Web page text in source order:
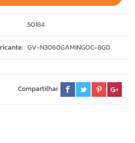
50184
GV-N3060GAMINGOC-8GD
Compartilhar